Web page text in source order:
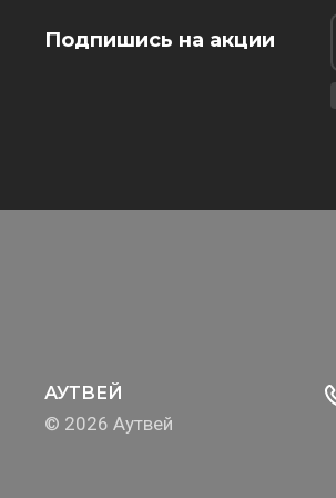
Подпишись на акции
АУТВЕЙ
© 2026 Аутвей